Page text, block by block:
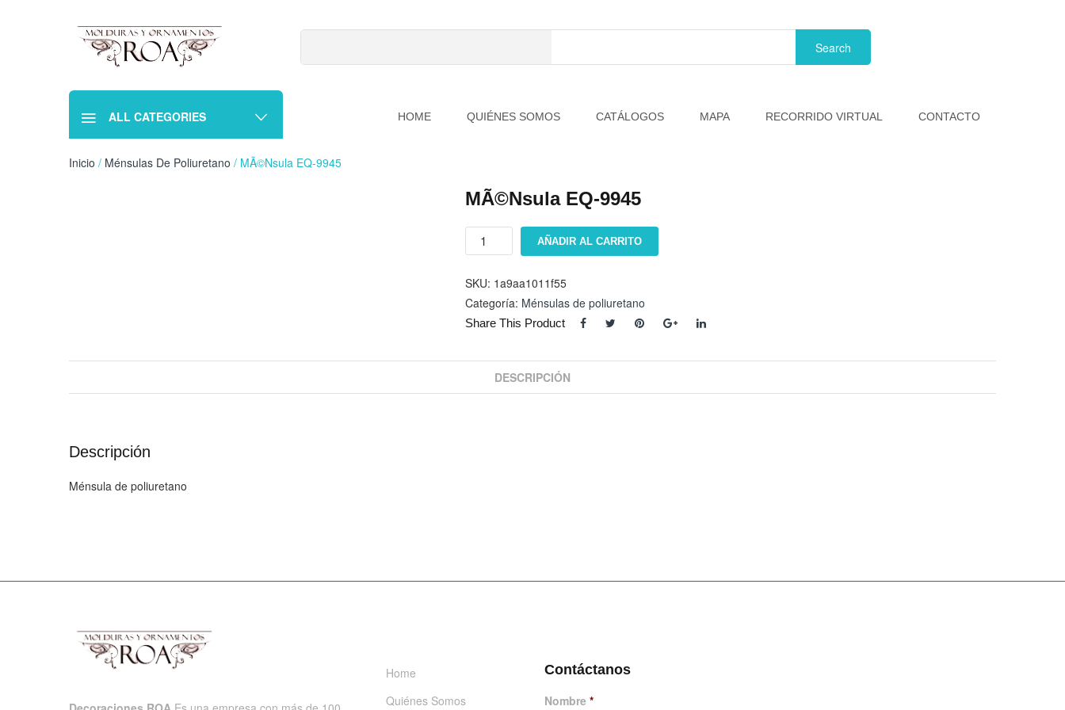
ALL CATEGORIES HOME QUIÉNES SOMOS CATÁLOGOS MAPA RECORRIDO VIRTUAL CONTACTO
Inicio / Ménsulas De Poliuretano / MÃ©nsula EQ-9945
MÃ©nsula EQ-9945
MÃ©nsula
EQ-
cantidad
AÑADIR AL CARRITO
SKU: 1a9aa1011f55
Categoría: Ménsulas de poliuretano
Share This Product
DESCRIPCIÓN
Descripción
Ménsula de poliuretano
Home
Quiénes Somos
Contáctanos
Nombre *